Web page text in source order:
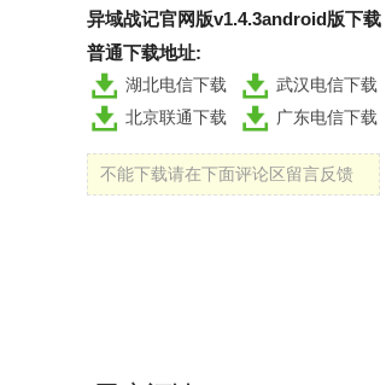
异域战记官网版v1.4.3android版下载
普通下载地址:
湖北电信下载
武汉电信下载
北京联通下载
广东电信下载
不能下载请在下面评论区留言反馈